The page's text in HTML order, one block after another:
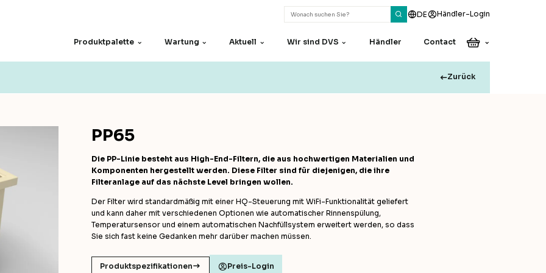
DE Händler-Login
Produktpalette
Andere
Unsere Kollegen helfen
Ihnen gerne weiter
Wartung Aktuell Wir sind DVS Händler Contact
Zurück
PP65
Die PP-Linie besteht aus High-End-Filtern, die aus hochwertigen Materialien und
Komponenten hergestellt werden. Diese Filter sind für diejenigen, die ihre
Filteranlage auf das nächste Level bringen wollen.
Der Filter wird standardmäßig mit einer HQ-Steuerung mit WiFi-Funktionalität geliefert
und kann daher mit verschiedenen Optionen wie automatischer Rinnenspülung,
Temperatursensor und einem automatischen Nachfüllsystem erweitert werden, so dass
Sie sich fast keine Gedanken mehr darüber machen müssen.
Produktspezifikationen Preis-Login